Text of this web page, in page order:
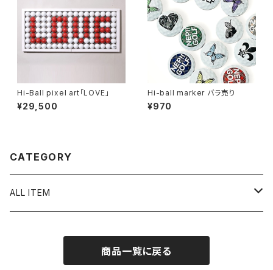
Hi-Ball pixel art「LOVE」
¥29,500
Hi-ball marker バラ売り
¥970
CATEGORY
ALL ITEM
90’s BOOTLEG CLASSICS MARKER
商品一覧に戻る